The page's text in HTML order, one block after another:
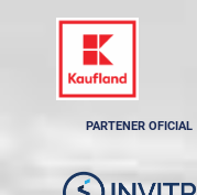
PARTENER OFICIAL